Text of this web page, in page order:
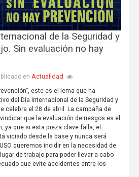
de la Seguridad y
Sin evaluación no hay
en Actualidad
este es el lema que ha
del Día Internacional de la Seguridad y
celebra el 28 de abril. La campaña de
que la evaluación de riesgos es el
ya que si esta pieza clave falla, el
viciado desde la base y nunca será
queremos incidir en la necesidad de
de trabajo para poder llevar a cabo
que evite accidentes entre los